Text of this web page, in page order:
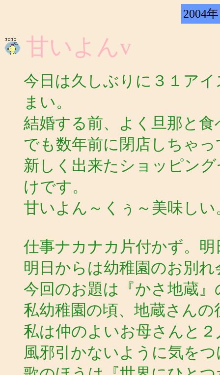
2004
甘いよんv
今日は久しぶりに３１ア
まい。
結婚する前、よく旦那と
でも数年前に閉店しちゃ
新しく出来たショッピン
けです。
甘いよん～くぅ～美味し
仕事ナカナカ片付かず。
明日からは幼稚園のお別
今回のお題は『かさ地蔵』
私幼稚園の頃、地蔵さん
私は仲のよいお母さんと
風邪引かないように気を